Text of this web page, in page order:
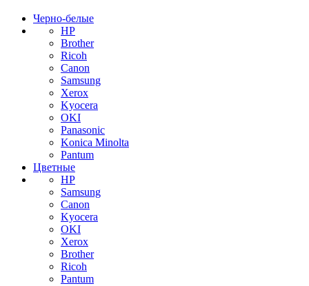
Черно-белые
HP
Brother
Ricoh
Canon
Samsung
Xerox
Kyocera
OKI
Panasonic
Konica Minolta
Pantum
Цветные
HP
Samsung
Canon
Kyocera
OKI
Xerox
Brother
Ricoh
Pantum